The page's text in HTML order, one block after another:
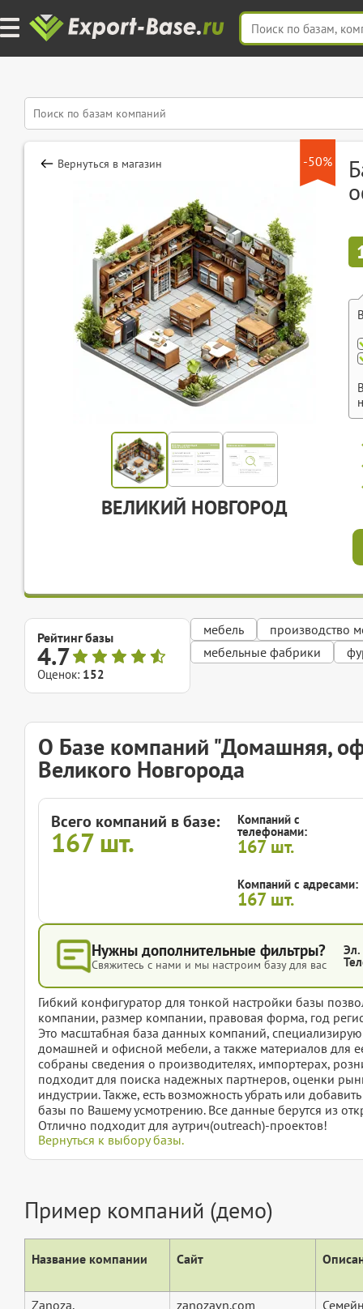
-50%
Вернуться в магазин
ВЕЛИКИЙ НОВГОРОД
Рейтинг базы
4.7
Оценок: 152
мебель
производство
мебельные фабрики
О Базе компаний "Домашняя,
Великого Новгорода
Всего компаний в базе:
167шт.
Компаний с
телефонами:
167 шт.
Компаний с адресами:
167 шт.
Нужны дополнительные фильтры?
Свяжитесь с нами и мы настроим базу для вас
Эл.
Гибкий конфигуратор для тонкой настройки базы
компании, размер компании, правовая форма, год
Это масштабная база данных компаний,
домашней и офисной мебели, а также материалов для
собраны сведения о производителях, импортерах,
подходит для поиска надежных партнеров, оценки
индустрии. Также, есть возможность убрать или
базы по Вашему усмотрению. Все данные берутся из
Отлично подходит для аутрич(outreach)-проектов!
Вернуться к выбору базы.
Пример компаний (демо)
Название компании Сайт
Zanoza,
zanozavn.com